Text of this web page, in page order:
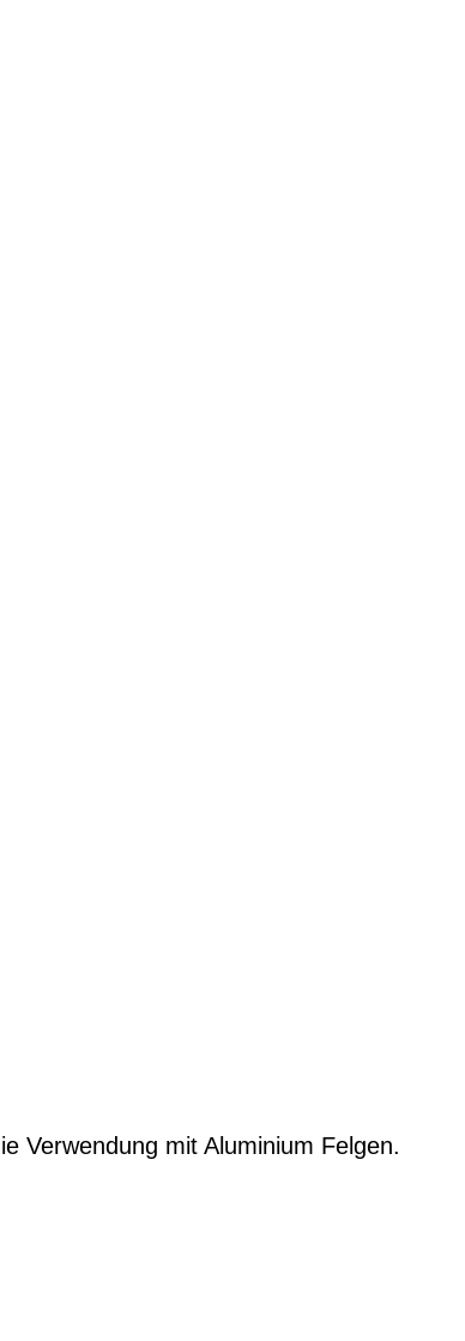
Verwendung mit Aluminium Felgen.